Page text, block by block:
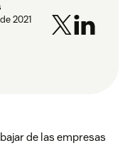
2021
de las empresas